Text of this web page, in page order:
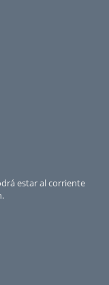
estar al corriente